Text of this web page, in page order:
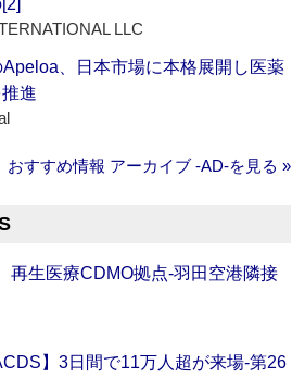
LLC
、日本市場に本格展開し医薬
進
おすすめ情報 アーカイブ ‐AD‐を見る »
再生医療CDMO拠点‐羽田空港隣接
】3日間で11万人超が来場‐第26